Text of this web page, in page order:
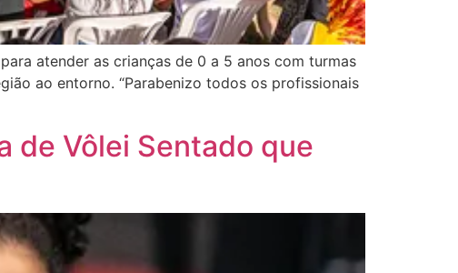
atender as crianças de 0 a 5 anos com turmas
ao entorno. “Parabenizo todos os profissionais
de Vôlei Sentado que